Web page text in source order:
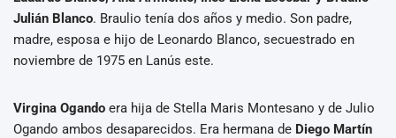
Julián Blanco. Braulio tenía dos años y medio. Son padre,
madre, esposa e hijo de Leonardo Blanco, secuestrado en
noviembre de 1975 en Lanús este.
Virgina Ogando era hija de Stella Maris Montesano y de Julio
Ogando ambos desaparecidos. Era hermana de Diego Martín